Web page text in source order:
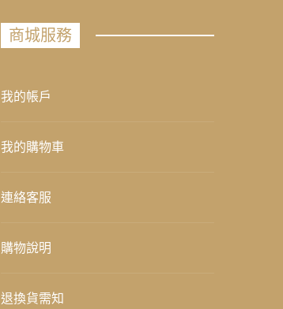
商城服務
我的帳戶
我的購物車
連絡客服
購物說明
退換貨需知